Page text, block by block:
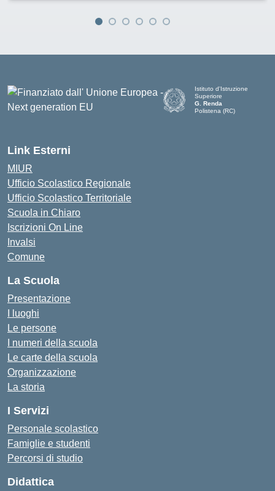
Istituto d'Istruzione
Superiore
G. Renda
Polistena (RC)
Link Esterni
MIUR
Ufficio Scolastico Regionale
Ufficio Scolastico Territoriale
Scuola in Chiaro
Iscrizioni On Line
Invalsi
Comune
La Scuola
Presentazione
I luoghi
Le persone
I numeri della scuola
Le carte della scuola
Organizzazione
La storia
I Servizi
Personale scolastico
Famiglie e studenti
Percorsi di studio
Didattica